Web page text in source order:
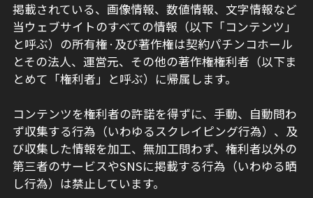
掲載されている、画像情報、数値情報、文字情報など
当ウェブサイトのすべての情報（以下「コンテンツ」
と呼ぶ）の所有権·及び著作権は契約パチンコホール
とその法人、運営元、その他の著作権権利者（以下ま
とめて「権利者」と呼ぶ）に帰属します。
コンテンツを権利者の許諾を得ずに、手動、自動問わ
ず収集する行為（いわゆるスクレイピング行為）、及
び収集した情報を加工、無加工問わず、権利者以外の
第三者のサービスやSNSに掲載する行為（いわゆる晒
し行為）は禁止しています。